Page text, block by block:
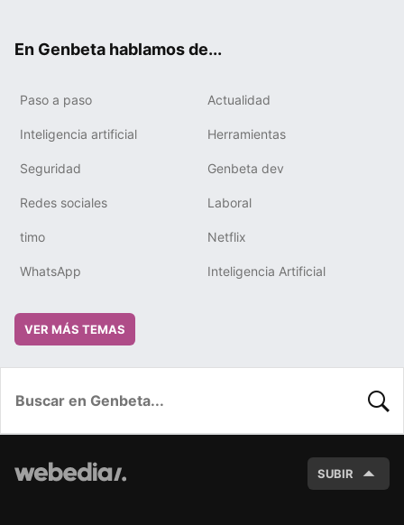
En Genbeta hablamos de...
Paso a paso Actualidad
Inteligencia artificial Herramientas
Seguridad Genbeta dev
Redes sociales Laboral
timo Netflix
WhatsApp Inteligencia Artificial
VER MÁS TEMAS
SUBIR